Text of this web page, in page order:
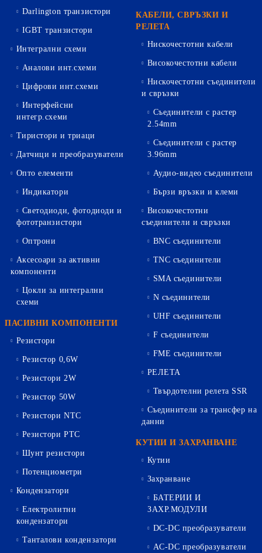
Darlington транзистори
IGBT транзистори
Интегрални схеми
Аналови инт.схеми
Цифрови инт.схеми
Интерфейсни
интегр.схеми
Тиристори и триаци
Датчици и преобразуватели
Опто елементи
Индикатори
Светодиоди, фотодиоди и
фототранзистори
Оптрони
Аксесоари за активни
компоненти
Цокли за интегрални
схеми
ПАСИВНИ КОМПОНЕНТИ
Резистори
Резистор 0,6W
Резистори 2W
Резистор 50W
Резистори NTC
Резистори PTC
Шунт резистори
Потенциометри
Кондензатори
Електролитни
кондензатори
Танталови кондензатори
КАБЕЛИ, СВРЪЗКИ И
РЕЛЕТА
Нискочестотни кабели
Високочестотни кабели
Нискочестотни съединители
и свръзки
Съединители с растер
2.54mm
Съединители с растер
3.96mm
Аудио-видео съединители
Бързи връзки и клеми
Високочестотни
съединители и свръзки
BNC съединители
TNC съединители
SMA съединители
N съединители
UHF съединители
F съединители
FME съединители
РЕЛЕТА
Твърдотелни релета SSR
Съединители за трансфер на
данни
КУТИИ И ЗАХРАНВАНЕ
Кутии
Захранване
БАТЕРИИ И
ЗАХР.МОДУЛИ
DC-DC преобразуватели
AC-DC преобразуватели